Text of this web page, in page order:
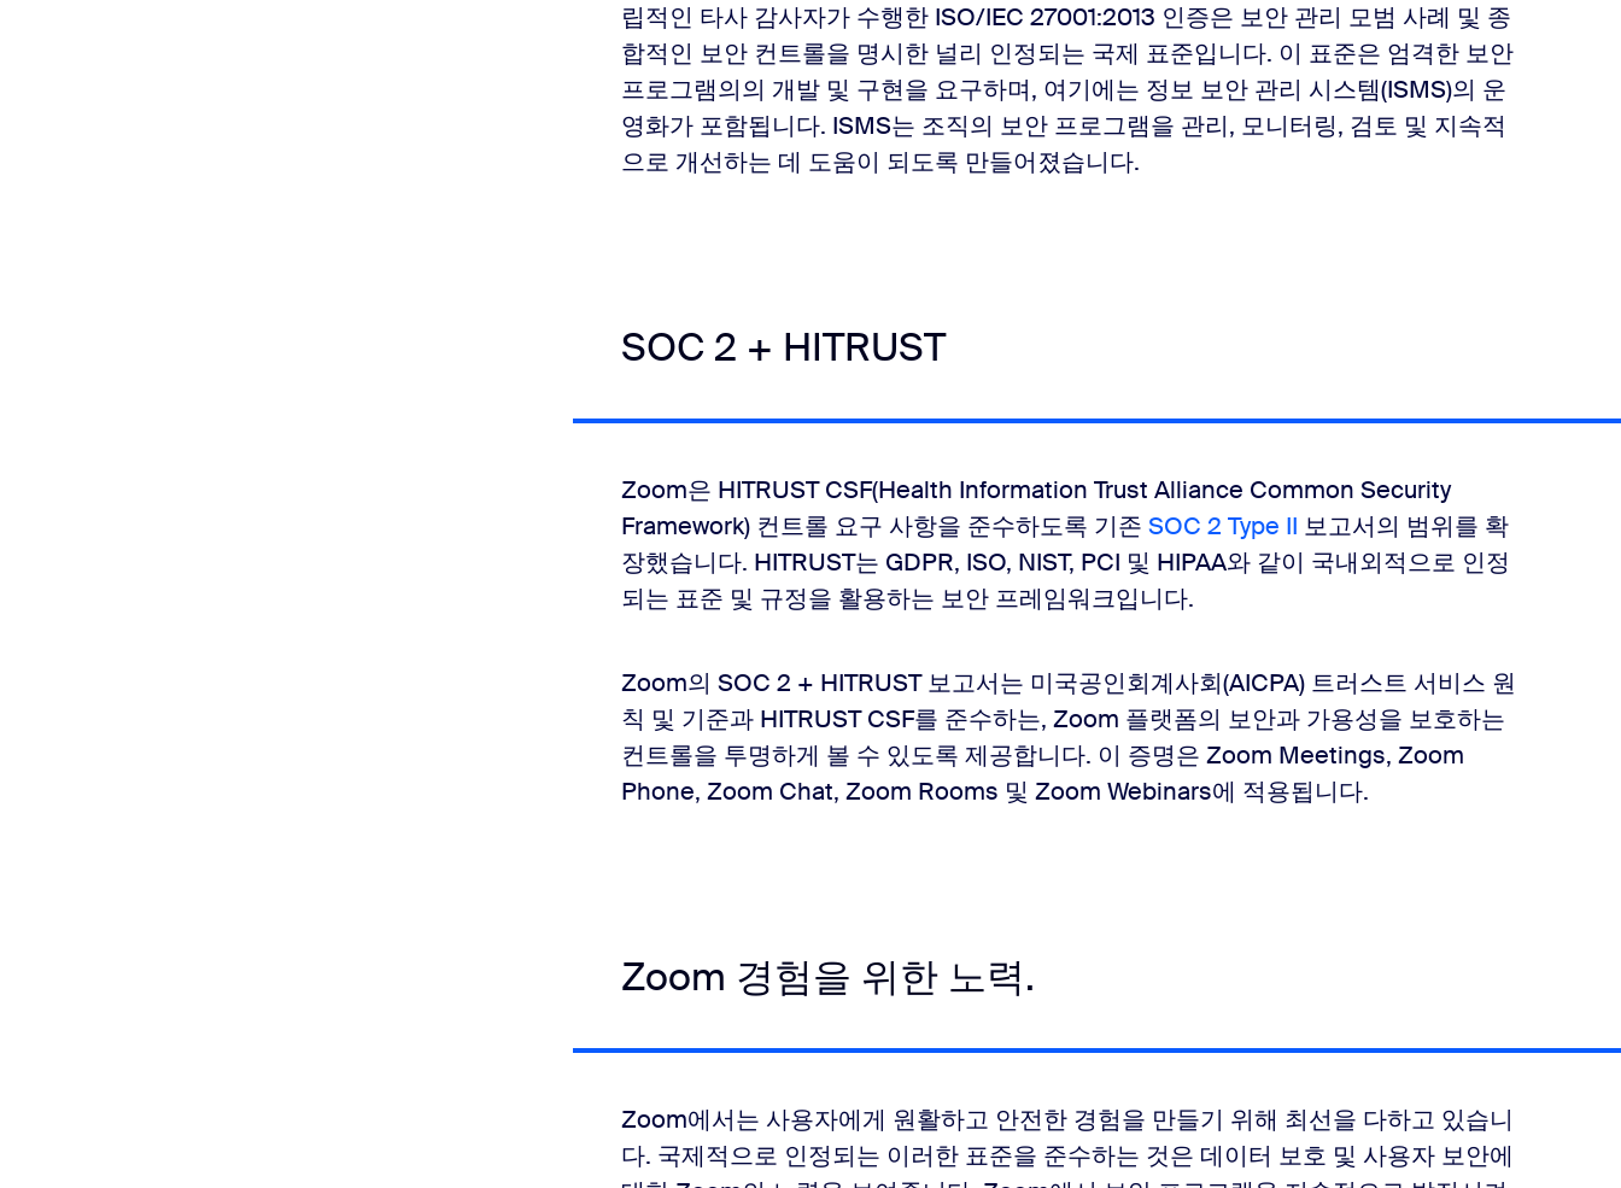
립적인 타사 감사자가 수행한 ISO/IEC 27001:2013 인증은 보안 관리 모범 사례 및 종
합적인 보안 컨트롤을 명시한 널리 인정되는 국제 표준입니다. 이 표준은 엄격한 보안
프로그램의의 개발 및 구현을 요구하며, 여기에는 정보 보안 관리 시스템(ISMS)의 운
영화가 포함됩니다. ISMS는 조직의 보안 프로그램을 관리, 모니터링, 검토 및 지속적
으로 개선하는 데 도움이 되도록 만들어졌습니다.
SOC 2 + HITRUST
Zoom은 HITRUST CSF(Health Information Trust Alliance Common Security
Framework) 컨트롤 요구 사항을 준수하도록 기존 SOC 2 Type II 보고서의 범위를 확
장했습니다. HITRUST는 GDPR, ISO, NIST, PCI 및 HIPAA와 같이 국내외적으로 인정
되는 표준 및 규정을 활용하는 보안 프레임워크입니다.
Zoom의 SOC 2 + HITRUST 보고서는 미국공인회계사회(AICPA) 트러스트 서비스 원
칙 및 기준과 HITRUST CSF를 준수하는, Zoom 플랫폼의 보안과 가용성을 보호하는
컨트롤을 투명하게 볼 수 있도록 제공합니다. 이 증명은 Zoom Meetings, Zoom
Phone, Zoom Chat, Zoom Rooms 및 Zoom Webinars에 적용됩니다.
Zoom 경험을 위한 노력.
Zoom에서는 사용자에게 원활하고 안전한 경험을 만들기 위해 최선을 다하고 있습니
다. 국제적으로 인정되는 이러한 표준을 준수하는 것은 데이터 보호 및 사용자 보안에